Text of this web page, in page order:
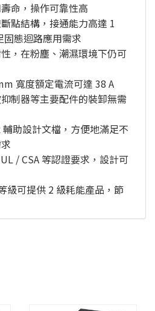
命，操作可靠性高
點結構，接通能力高達 1
固態迴路應用需求
，在粉塵、潮濕環境下仍可
寬度額定電流可達 38 A
制器等主要配件的裝卸無需
輔助設計文檔，方便地滿足不
/ CSA 等認證要求，設計可
級可提供 2 級耗能產品，節